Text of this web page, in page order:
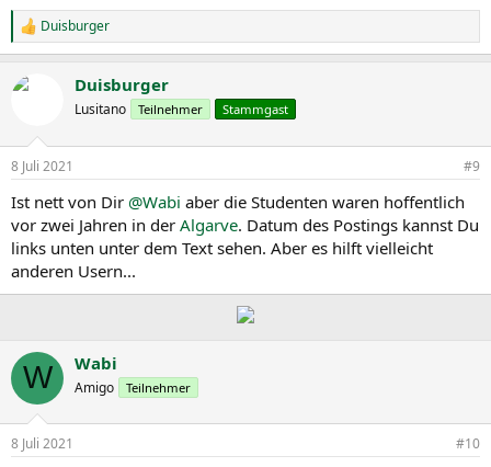
R
e
k
e
:
Duisburger
Duisburger
Lusitano Teilnehmer Stammgast
8 Juli 2021 #9
Ist nett von Dir @Wabi aber die Studenten waren hoffentlich
vor zwei Jahren in der Algarve. Datum des Postings kannst Du
links unten unter dem Text sehen. Aber es hilft vielleicht
anderen Usern...
W Wabi
Amigo Teilnehmer
8 Juli 2021 #10